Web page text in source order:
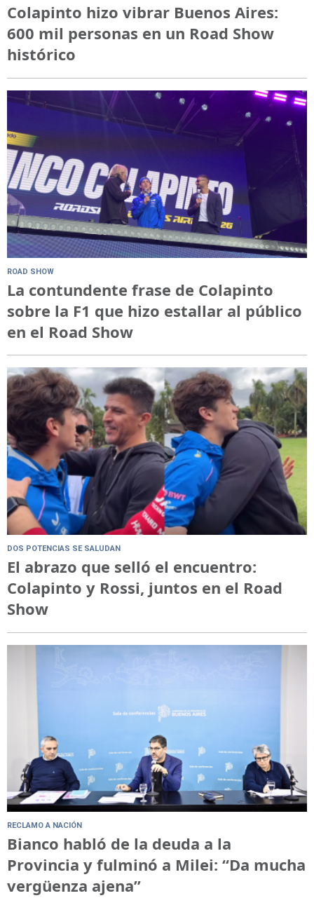
Colapinto hizo vibrar Buenos Aires:
600 mil personas en un Road Show
histórico
ROAD SHOW
La contundente frase de Colapinto
sobre la F1 que hizo estallar al público
en el Road Show
DOS POTENCIAS SE SALUDAN
El abrazo que selló el encuentro:
Colapinto y Rossi, juntos en el Road
Show
RECLAMO A NACIÓN
Bianco habló de la deuda a la
Provincia y fulminó a Milei: “Da mucha
vergüenza ajena”